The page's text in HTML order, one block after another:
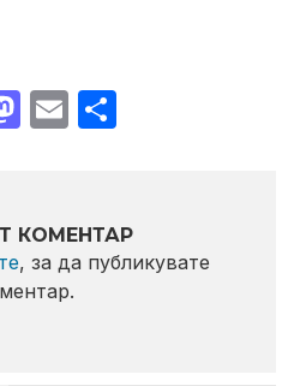
Mastodon
Email
КОМЕНТАР
, за да публикувате